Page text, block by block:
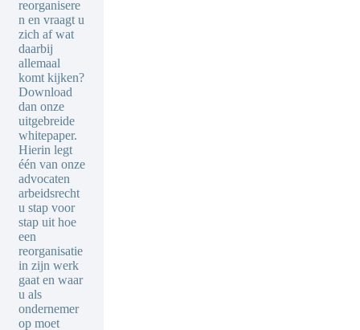
reorganisere
n en vraagt u
zich af wat
daarbij
allemaal
komt kijken?
Download
dan onze
uitgebreide
whitepaper.
Hierin legt
één van onze
advocaten
arbeidsrecht
u stap voor
stap uit hoe
een
reorganisatie
in zijn werk
gaat en waar
u als
ondernemer
op moet